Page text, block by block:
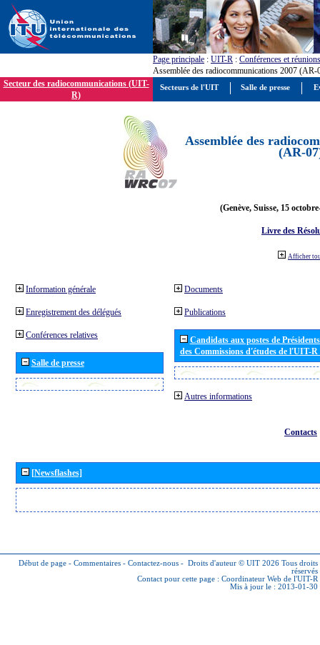
Page principale : UIT-R : Conférences et réunions
Assemblée des radiocommunications 2007 (AR-
Secteur des radiocommunications (UIT-
R)
Assemblée des
(AR-
(Genève, Suisse, 15
Livre des
Afficher
Information générale
Enregistrement des délégués
Conférences relatives
Salle de presse
Documents
Publications
Candidats aux postes de
des Commissions d'études de l'UIT-
Autres informations
Contacts
[Newsflashes]
Début de page - Commentaires - Contactez-nous - Droits d'auteur © UIT 2026 Tous droits
réservés
Contact pour cette page : Coordinateur Web de l'UIT-R
Mis à jour le : 2013-01-30
Secteurs de l'UIT Salle de presse